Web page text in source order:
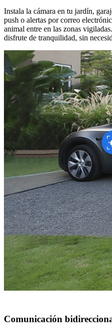
Instala la cámara en tu jardín,
push o alertas por correo
animal entre en las zonas
disfrute de tranquilidad, sin
Comunicación